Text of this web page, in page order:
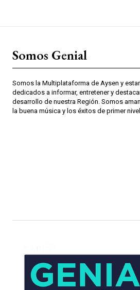
Somos Genial
Somos la Multiplataforma de Aysen y
dedicados a informar, entretener y
desarrollo de nuestra Región. Somos
la buena música y los éxitos de primer nivel.